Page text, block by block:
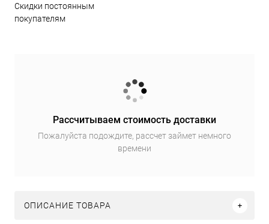
Скидки постоянным
покупателям
Рассчитываем стоимость доставки
Пожалуйста подождите, рассчет займет немного
времени
ОПИСАНИЕ ТОВАРА